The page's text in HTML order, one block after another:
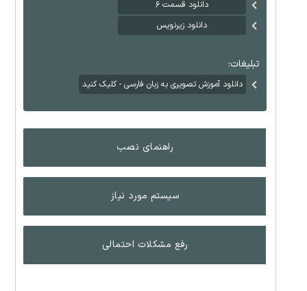
دانلود قسمت ۶
دانلود زیرنویس
تبلیغات:
دانلود آموزش تصویری به زبان فارسی - کلیک کنید
راهنمای نصب
سیستم مورد نیاز
رفع مشکلات احتمالی